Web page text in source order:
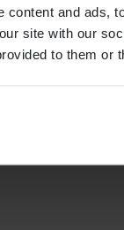
content and ads,
site with our
to them